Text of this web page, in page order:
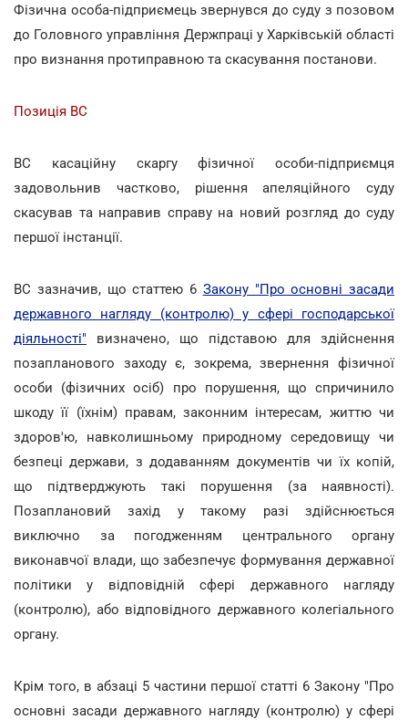
Фізична особа-підприємець звернувся до суду з позовом
до Головного управління Держпраці у Харківській області
про визнання протиправною та скасування постанови.
Позиція ВС
ВС касаційну скаргу фізичної особи-підприємця
задовольнив частково, рішення апеляційного суду
скасував та направив справу на новий розгляд до суду
першої інстанції.
ВС зазначив, що статтею 6 Закону "Про основні засади
державного нагляду (контролю) у сфері господарської
діяльності" визначено, що підставою для здійснення
позапланового заходу є, зокрема, звернення фізичної
особи (фізичних осіб) про порушення, що спричинило
шкоду її (їхнім) правам, законним інтересам, життю чи
здоров'ю, навколишньому природному середовищу чи
безпеці держави, з додаванням документів чи їх копій,
що підтверджують такі порушення (за наявності).
Позаплановий захід у такому разі здійснюється
виключно за погодженням центрального органу
виконавчої влади, що забезпечує формування державної
політики у відповідній сфері державного нагляду
(контролю), або відповідного державного колегіального
органу.
Крім того, в абзаці 5 частини першої статті 6 Закону "Про
основні засади державного нагляду (контролю) у сфері